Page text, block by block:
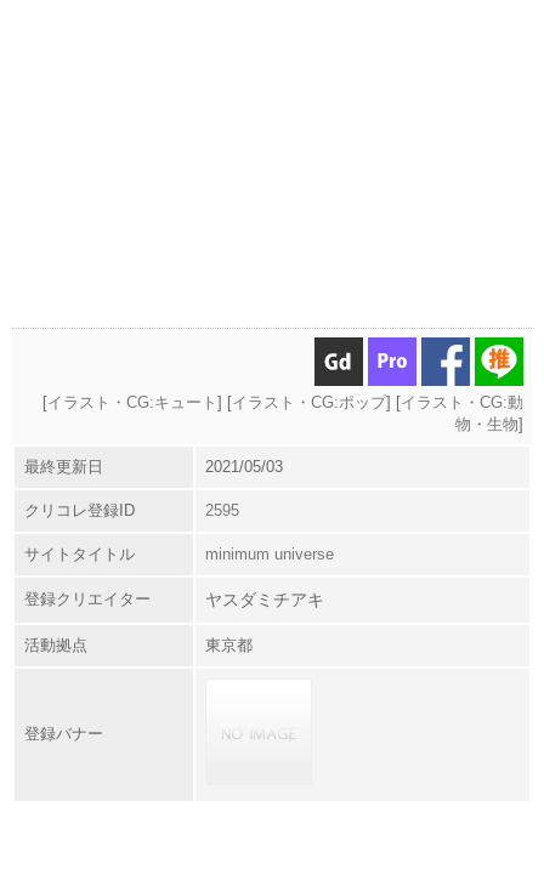
[イラスト・CG:キュート ] [イラスト・CG:ポップ] [イラスト・CG:動
物・生物]
最終更新日 2021/05/03
クリコレ登録ID 2595
サイトタイトル minimum universe
登録クリエイター ヤスダミチアキ
活動拠点 東京都
登録バナー